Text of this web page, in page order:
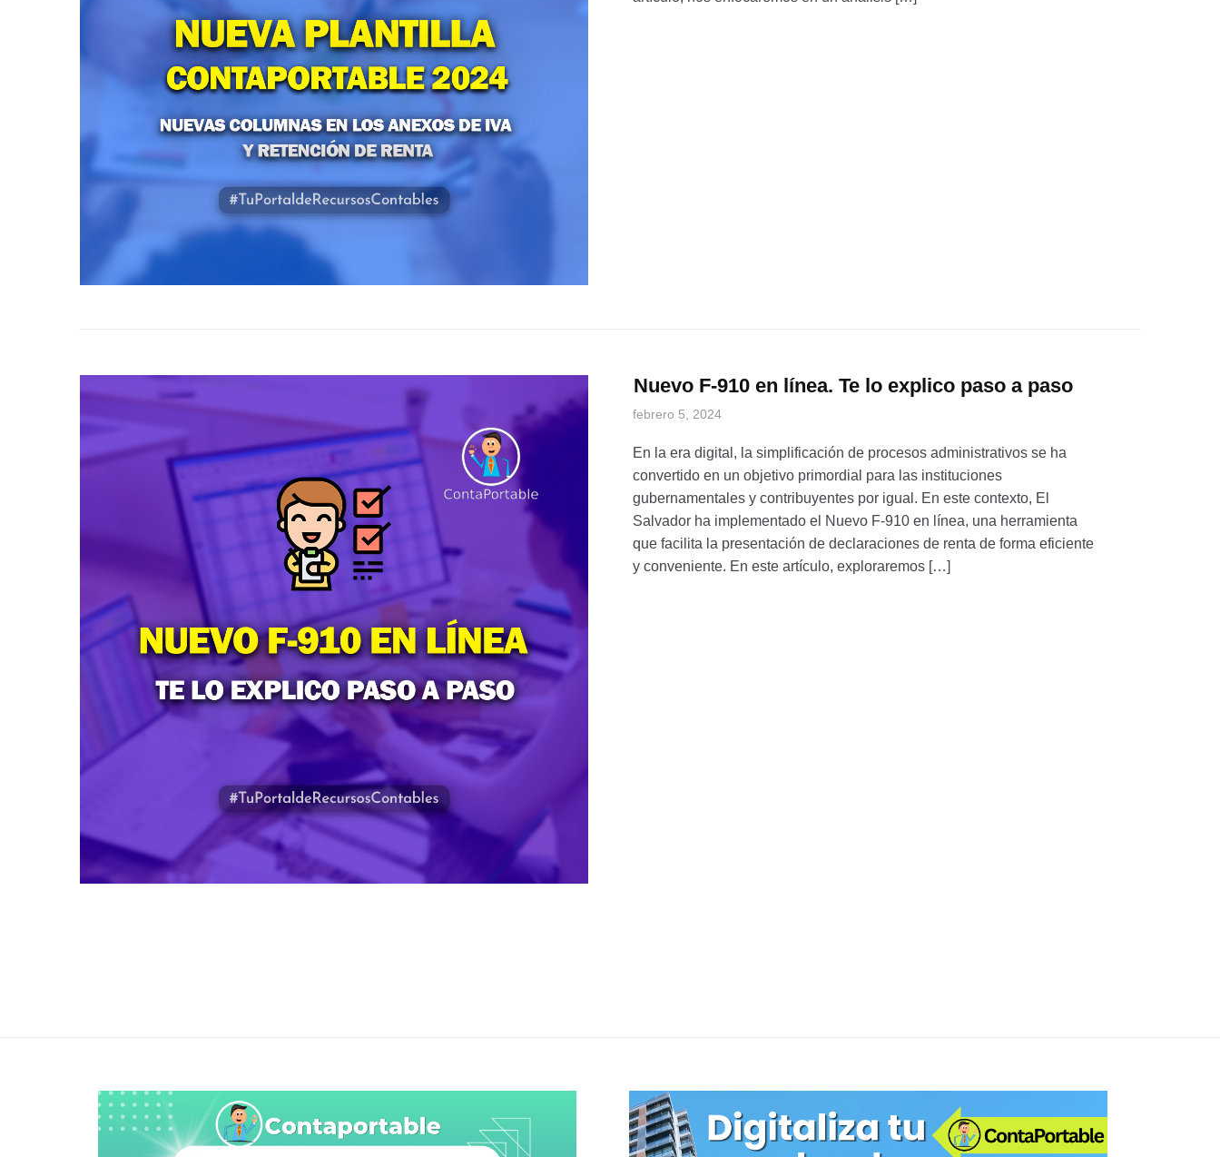
Nuevo F-910 en línea. Te lo explico paso a paso
febrero 5, 2024
En la era digital, la simplificación de procesos administrativos se ha
convertido en un objetivo primordial para las instituciones
gubernamentales y contribuyentes por igual. En este contexto, El
Salvador ha implementado el Nuevo F-910 en línea, una herramienta
que facilita la presentación de declaraciones de renta de forma eficiente
y conveniente. En este artículo, exploraremos […]